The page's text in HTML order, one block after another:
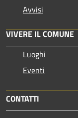
Avvisi
VIVERE IL COMUNE
Luoghi
Eventi
CONTATTI